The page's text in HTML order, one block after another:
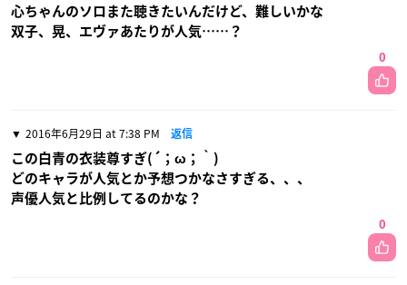
心ちゃんのソロまた聴きたいんだけど、難しいかな
双子、晃、エヴァあたりが人気……？
0
2016年6月29日 at 7:38 PM 返信
この白青の衣装尊すぎ(´；ω；｀)
どのキャラが人気とか予想つかなさすぎる、、、
声優人気と比例してるのかな？
0